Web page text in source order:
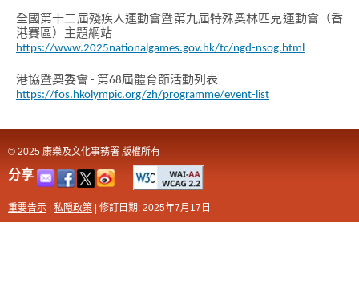
全國第十二屆殘疾人運動會暨第九屆特殊奧林匹克運動會（香
港賽區）主題網站
https://www.2025nationalgames.gov.hk/tc/ngd-nsog.html
港協暨奧委會 - 第68屆體育節活動列表
https://fos.hkolympic.org/zh/programme/event-list
© 2025 康樂及文化事務署 版權所有
分享
重要告示 | 私隠政策 | 修訂日期: 2025年7月17日